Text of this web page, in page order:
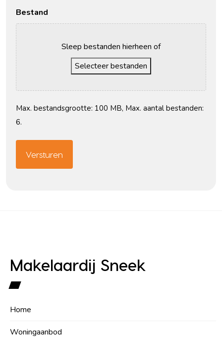
Bestand
Sleep bestanden hierheen of
Selecteer bestanden
Max. bestandsgrootte: 100 MB, Max. aantal bestanden:
6.
Makelaardij Sneek
Home
Woningaanbod